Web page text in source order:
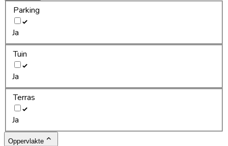
Parking
Ja
Tuin
Ja
Terras
Ja
Oppervlakte